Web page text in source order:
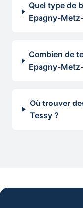
Quel type de
Epagny-
Combien de
Epagny-
Où trouver
Tessy ?